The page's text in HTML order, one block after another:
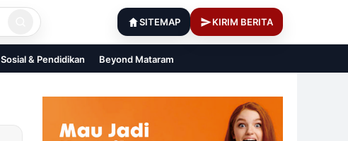
SITEMAP KIRIM BERITA
Sosial & Pendidikan Beyond Mataram